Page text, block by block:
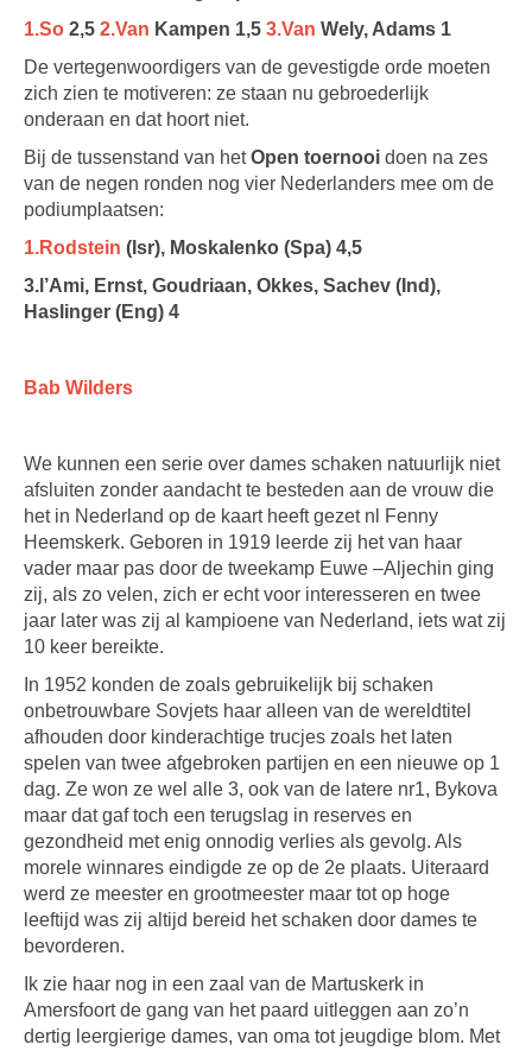
1.So 2,5 2.Van Kampen 1,5 3.Van Wely, Adams 1
De vertegenwoordigers van de gevestigde orde moeten
zich zien te motiveren: ze staan nu gebroederlijk
onderaan en dat hoort niet.
Bij de tussenstand van hetOpen toernooi doen na zes
van de negen ronden nog vier Nederlanders mee om de
podiumplaatsen:
1.Rodstein (Isr), Moskalenko (Spa) 4,5
3.l’Ami, Ernst, Goudriaan, Okkes, Sachev (Ind),
Haslinger (Eng) 4
Bab Wilders
We kunnen een serie over dames schaken natuurlijk niet
afsluiten zonder aandacht te besteden aan de vrouw die
het in Nederland op de kaart heeft gezet nl Fenny
Heemskerk. Geboren in 1919 leerde zij het van haar
vader maar pas door de tweekamp Euwe –Aljechin ging
zij, als zo velen, zich er echt voor interesseren en twee
jaar later was zij al kampioene van Nederland, iets wat zij
10 keer bereikte.
In 1952 konden de zoals gebruikelijk bij schaken
onbetrouwbare Sovjets haar alleen van de wereldtitel
afhouden door kinderachtige trucjes zoals het laten
spelen van twee afgebroken partijen en een nieuwe op 1
dag. Ze won ze wel alle 3, ook van de latere nr1, Bykova
maar dat gaf toch een terugslag in reserves en
gezondheid met enig onnodig verlies als gevolg. Als
morele winnares eindigde ze op de 2e plaats. Uiteraard
werd ze meester en grootmeester maar tot op hoge
leeftijd was zij altijd bereid het schaken door dames te
bevorderen.
Ik zie haar nog in een zaal van de Martuskerk in
Amersfoort de gang van het paard uitleggen aan zo’n
dertig leergierige dames, van oma tot jeugdige blom. Met